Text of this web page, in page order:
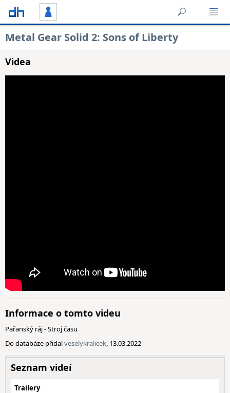
Metal Gear Solid 2: Sons of Liberty
Videa
Informace o tomto videu
Pařanský ráj - Stroj času
Do databáze přidalveselykralicek, 13.03.2022
Seznam videí
Trailery